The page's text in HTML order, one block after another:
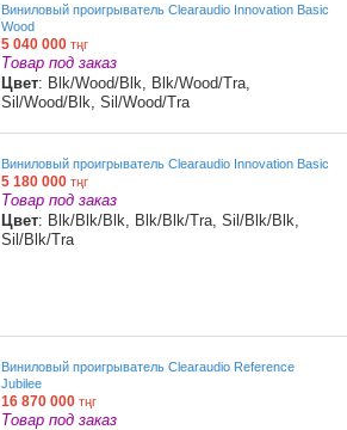
Виниловый проигрыватель Clearaudio Innovation Basic
Wood
5 040 000 тңг
Товар под заказ
Цвет: Blk/Wood/Blk, Blk/Wood/Tra,
Sil/Wood/Blk, Sil/Wood/Tra
Виниловый проигрыватель Clearaudio Innovation Basic
5 180 000 тңг
Товар под заказ
Цвет: Blk/Blk/Blk, Blk/Blk/Tra, Sil/Blk/Blk,
Sil/Blk/Tra
Виниловый проигрыватель Clearaudio Reference
Jubilee
16 870 000 тңг
Товар под заказ